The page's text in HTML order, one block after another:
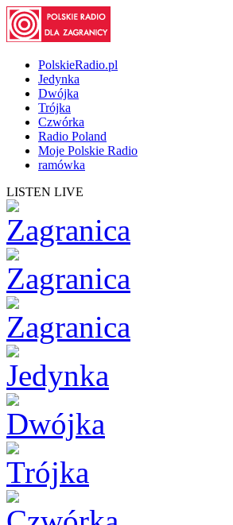
PolskieRadio.pl
Jedynka
Dwójka
Trójka
Czwórka
Radio Poland
Moje Polskie Radio
ramówka
LISTEN LIVE